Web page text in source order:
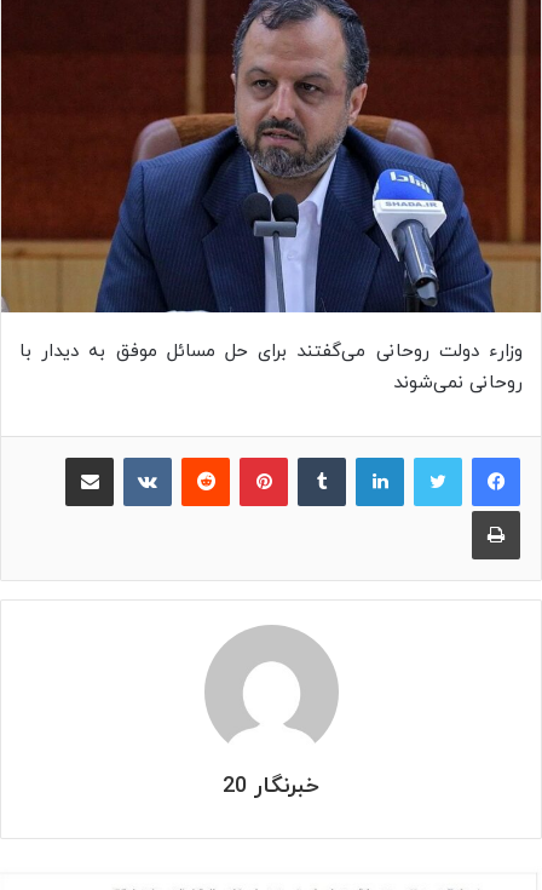
وزارء دولت روحانی می‌گفتند برای حل مسائل موفق به دیدار با
روحانی نمی‌شوند
لینکدین پینترست ‫رددیت
چاپ
خبرنگار 20